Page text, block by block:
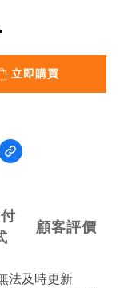
立即購買
顧客評價
法及時更新